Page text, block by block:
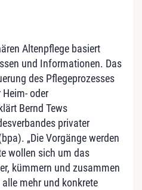
Altenpflege basiert
und Informationen. Das
des Pflegeprozesses
oder
Bernd Tews
privater
„Die Vorgänge werden
wollen sich um das
kümmern und zusammen
mehr und konkrete